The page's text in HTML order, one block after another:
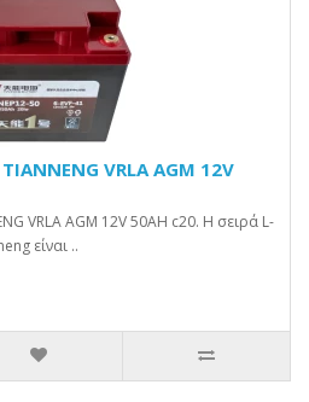
VRLA AGM 12V
VRLA AGM 12V 50AH c20. Η σειρά L-
είναι ..